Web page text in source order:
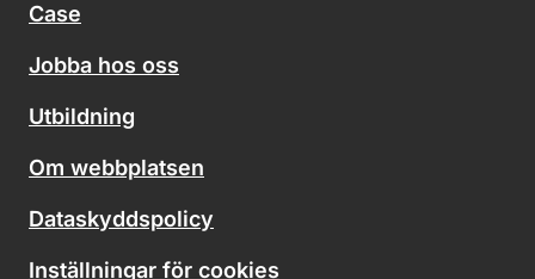
Case
Jobba hos oss
Utbildning
Om webbplatsen
Dataskyddspolicy
Inställningar för cookies